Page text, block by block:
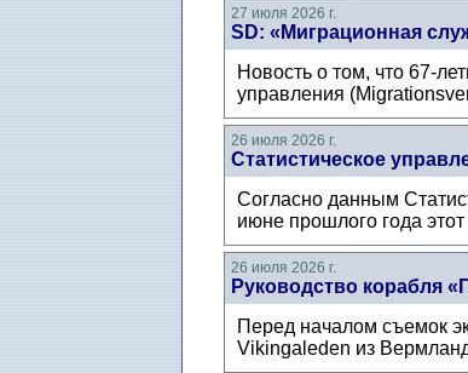
27 июля 2026 г.
SD: «Миграционная
Новость о том, что 67-
управления
26 июля 2026 г.
Статистическое
Согласно данным
июне прошлого года
26 июля 2026 г.
Руководство корабля
Перед началом съемок
Vikingaleden из